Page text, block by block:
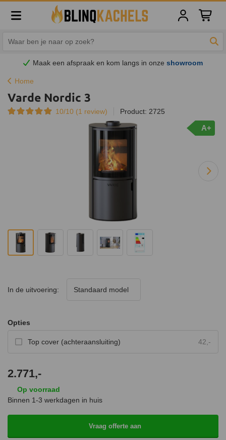
Maak een afspraak en kom langs in onzeshowroom
Home
Varde Nordic 3
10/10 (1 review) Product: 2725
A+
In de uitvoering: Standaard model
Opties
Top cover (achteraansluiting) 42,-
2.771,-
Op voorraad
Binnen 1-3 werkdagen in huis
Vraag offerte aan